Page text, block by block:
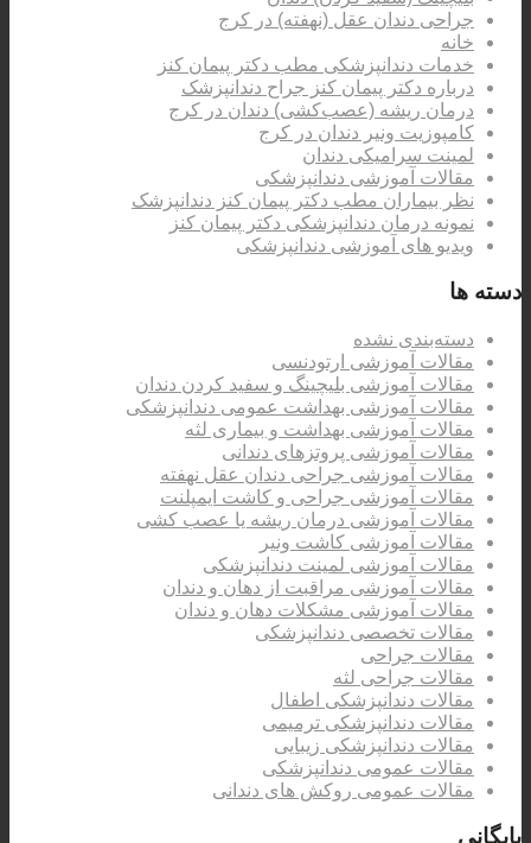
جراحی دندان عقل (نهفته) در کرج
خانه
خدمات دندانپزشکی مطب دکتر پیمان کنز
درباره دکتر پیمان کنز جراح دندانپزشک
درمان ریشه (عصب‌کشی) دندان در کرج
کامپوزیت ونیر دندان در کرج
لمینت سرامیکی دندان
مقالات آموزشی دندانپزشکی
نظر بیماران مطب دکتر پیمان کنز دندانپزشک
نمونه درمان دندانپزشکی دکتر پیمان کنز
ویدیو های آموزشی دندانپزشکی
دسته ها
دسته‌بندی نشده
مقالات آموزشی ارتودنسی
مقالات آموزشی بلیچینگ و سفید کردن دندان
مقالات آموزشی بهداشت عمومی دندانپزشکی
مقالات آموزشی بهداشت و بیماری لثه
مقالات آموزشی پروتزهای دندانی
مقالات آموزشی جراحی دندان عقل نهفته
مقالات آموزشی جراحی و کاشت ایمپلنت
مقالات آموزشی درمان ریشه یا عصب کشی
مقالات آموزشی کاشت ونیر
مقالات آموزشی لمینت دندانپزشکی
مقالات آموزشی مراقبت از دهان و دندان
مقالات آموزشی مشکلات دهان و دندان
مقالات تخصصی دندانپزشکی
مقالات جراحی
مقالات جراحی لثه
مقالات دندانپزشکی اطفال
مقالات دندانپزشکی ترمیمی
مقالات دندانپزشکی زیبایی
مقالات عمومی دندانپزشکی
مقالات عمومی روکش های دندانی
بایگانی